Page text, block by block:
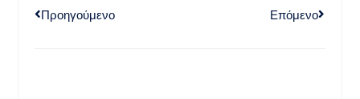
Προηγούμενο Επόμενο